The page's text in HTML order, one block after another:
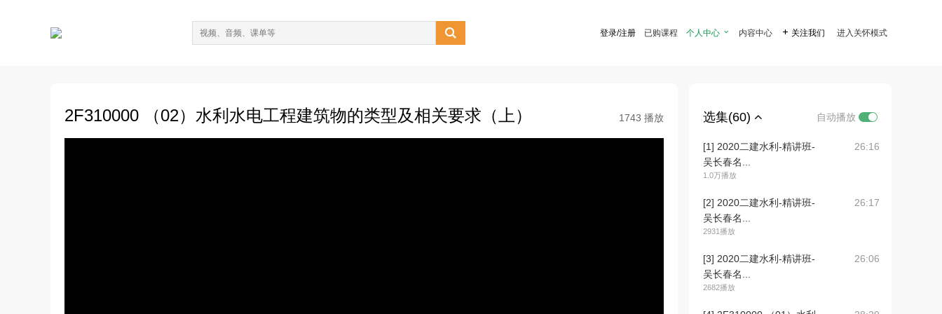
 登录/注册 已购课程 个人中心  内容中心  关注我们 进入关怀模式
2F310000 （02）水利水电工程建筑物的类型及相关要求（上） 1743 播放 选集(60) 自动播放
[1] 2020二建水利-精讲班-
吴长春名...
1.0万播放
26:16
[2] 2020二建水利-精讲班-
吴长春名...
2931播放
26:17
[3] 2020二建水利-精讲班-
吴长春名...
2682播放
26:06